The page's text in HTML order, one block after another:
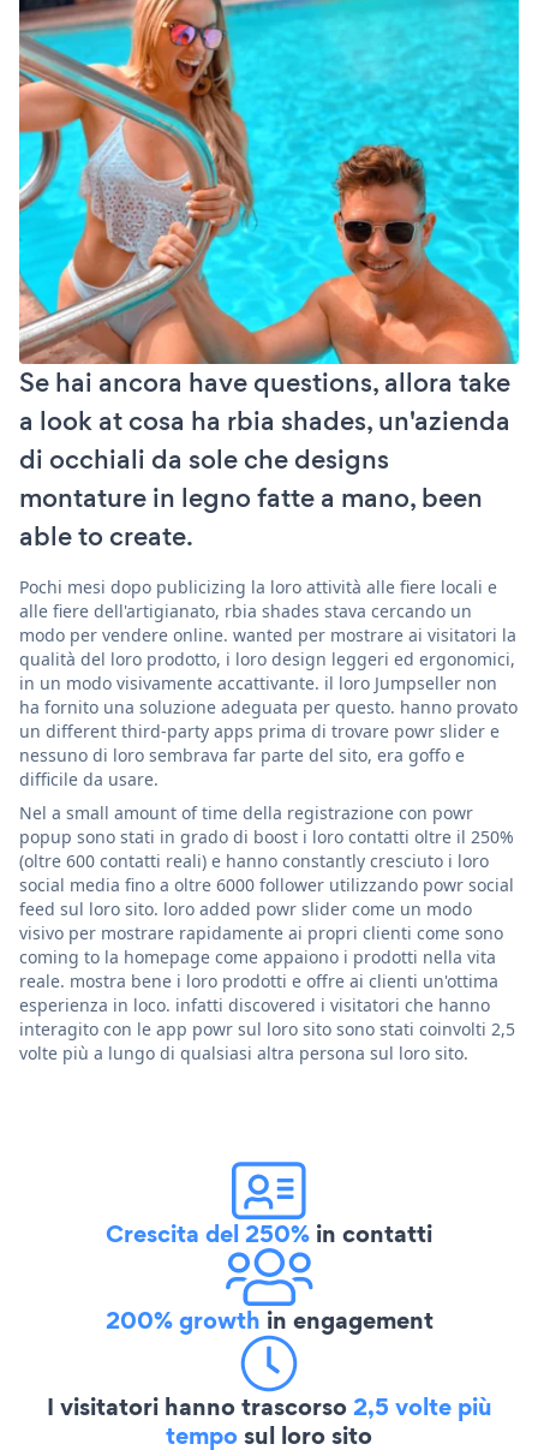
Se hai ancora have questions, allora take
a look at cosa ha rbia shades, un'azienda
di occhiali da sole che designs
montature in legno fatte a mano, been
able to create.
Pochi mesi dopo publicizing la loro attività alle fiere locali e
alle fiere dell'artigianato, rbia shades stava cercando un
modo per vendere online. wanted per mostrare ai visitatori la
qualità del loro prodotto, i loro design leggeri ed ergonomici,
in un modo visivamente accattivante. il loro Jumpseller non
ha fornito una soluzione adeguata per questo. hanno provato
un different third-party apps prima di trovare powr slider e
nessuno di loro sembrava far parte del sito, era goffo e
difficile da usare.
Nel a small amount of time della registrazione con powr
popup sono stati in grado di boost i loro contatti oltre il 250%
(oltre 600 contatti reali) e hanno constantly cresciuto i loro
social media fino a oltre 6000 follower utilizzando powr social
feed sul loro sito. loro added powr slider come un modo
visivo per mostrare rapidamente ai propri clienti come sono
coming to la homepage come appaiono i prodotti nella vita
reale. mostra bene i loro prodotti e offre ai clienti un'ottima
esperienza in loco. infatti discovered i visitatori che hanno
interagito con le app powr sul loro sito sono stati coinvolti 2,5
volte più a lungo di qualsiasi altra persona sul loro sito.
Crescita del 250% in contatti
200% growth in engagement
I visitatori hanno trascorso2,5 volte più
temposul loro sito